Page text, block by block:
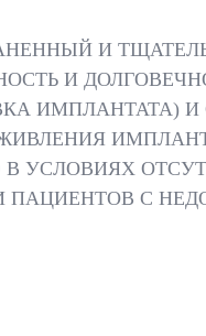
И
И
ИМПЛАНТАТА)
УСЛОВИЯХ
ПАЦИЕНТОВ С